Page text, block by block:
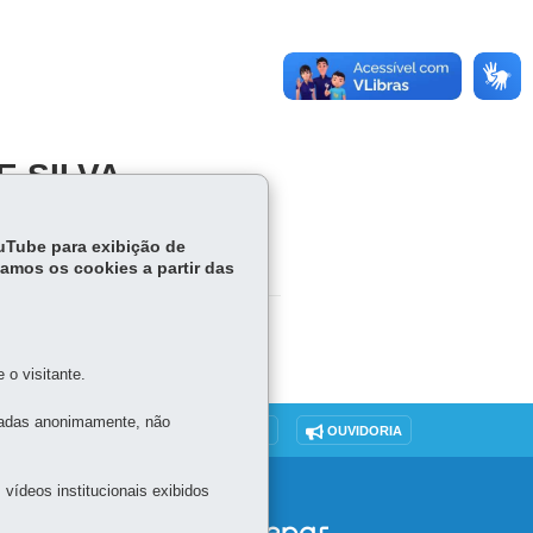
SILVA
DENUNCIE CORRUPÇÃO OUVIDORIA
para exibição de
os cookies a partir das
o visitante.
anonimamente, não
vídeos institucionais exibidos